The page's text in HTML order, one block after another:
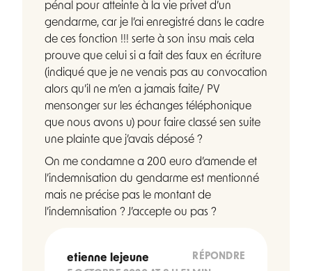
pénal pour atteinte à la vie privet d’un
gendarme, car je l’ai enregistré dans le cadre
de ces fonction !!! serte à son insu mais cela
prouve que celui si a fait des faux en écriture
(indiqué que je ne venais pas au convocation
alors qu’il ne m’en a jamais faite/ PV
mensonger sur les échanges téléphonique
que nous avons u) pour faire classé sen suite
une plainte que j’avais déposé ?
On me condamne a 200 euro d’amende et
l’indemnisation du gendarme est mentionné
mais ne précise pas le montant de
l’indemnisation ? J’accepte ou pas ?
etienne lejeune RÉPONDRE